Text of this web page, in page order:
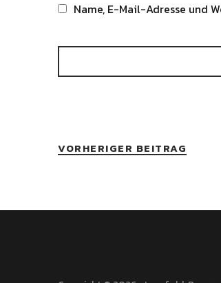
Name, E-Mail-Adresse und
VORHERIGER BEITRAG